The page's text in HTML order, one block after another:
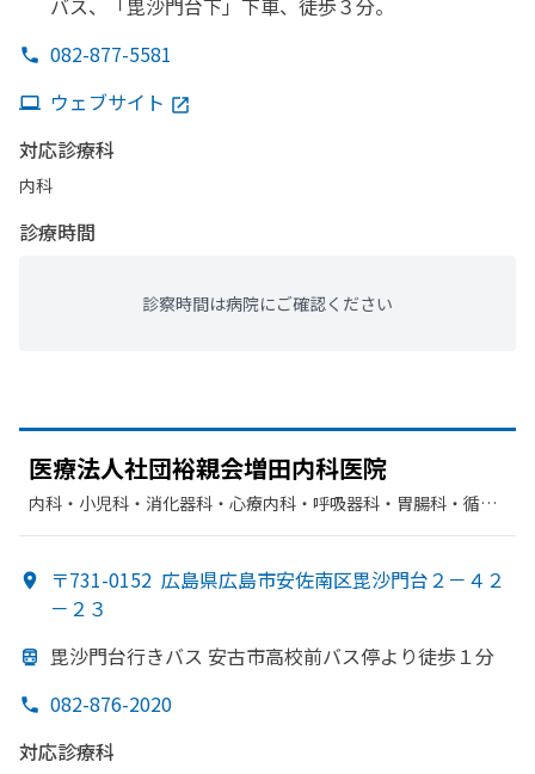
バス、
「毘沙門台下」 下車、 徒歩３分。
082-877-5581
ウェブサイト
対応診療科
内科
診療時間
診察時間は病院にご確認ください
医療法人社団裕親会増田内科医院
内科・​小児科・​消化器科・​心療内科・​呼吸器科・​胃腸科・​循環
〒731-0152 広島県広島市安佐南区毘沙門台２－４２
－２３
毘沙門台行きバス 安古市高校前バス停より徒歩１分
082-876-2020
対応診療科